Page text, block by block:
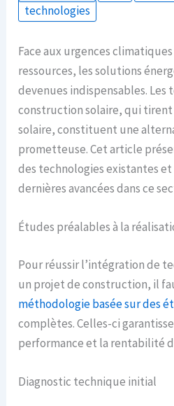
technologies
Face aux urgences
ressources, les solutions
devenues indispensables. Les
construction solaire, qui tirent
solaire, constituent une
prometteuse. Cet article
des technologies existantes
dernières avancées dans ce
Études préalables à la
Pour réussir l’intégration de
un projet de construction, il
méthodologie basée sur des
complètes. Celles-ci
performance et la rentabilité
Diagnostic technique initial